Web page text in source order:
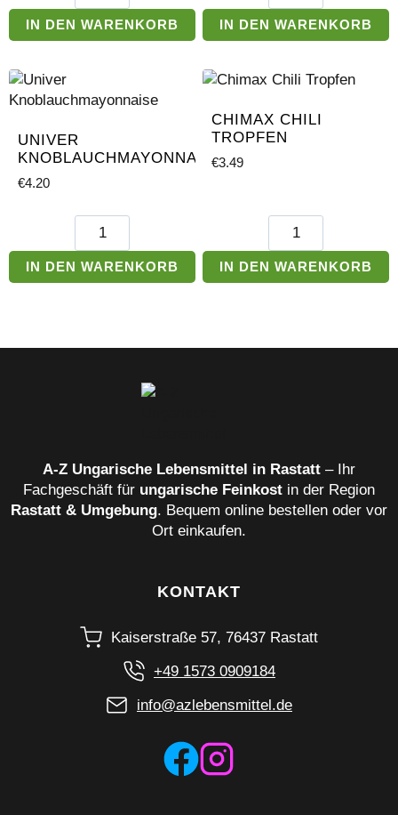
Knoblauch-
Chili
IN DEN WARENKORB
Chilisauce
Menge
IN DEN WARENKORB
UNIVER
KNOBLAUCHMAYONNAISE
€4.20
Univer
Knoblauchmayonnaise
Menge
IN DEN WARENKORB
CHIMAX CHILI
TROPFEN
€3.49
Chimax
Chili
Tropfen
Menge
IN DEN WARENKORB
A‑Z Ungarische Lebensmittel in Rastatt – Ihr
Fachgeschäft für ungarische Feinkost in der Region
Rastatt & Umgebung. Bequem online bestellen oder vor
Ort einkaufen.
KONTAKT
Kaiserstraße 57, 76437 Rastatt
+49 1573 0909184
info@azlebensmittel.de